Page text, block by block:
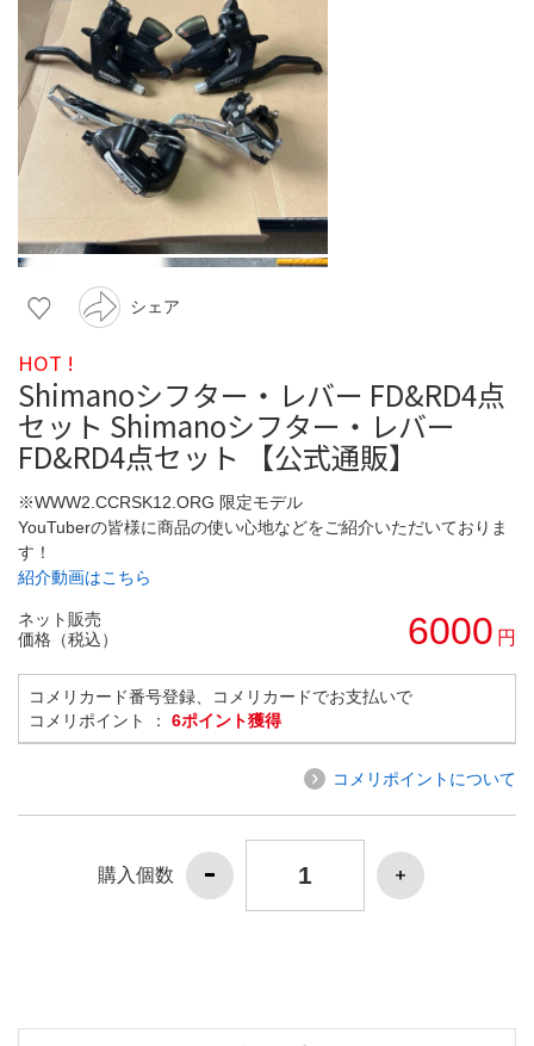
シェア
HOT !
Shimanoシフター・レバー FD&RD4点
セット Shimanoシフター・レバー
FD&RD4点セット 【公式通販】
※WWW2.CCRSK12.ORG 限定モデル
YouTuberの皆様に商品の使い心地などをご紹介いただいておりま
す！
紹介動画はこちら
ネット販売
価格（税込）
6000 円
コメリカード番号登録、コメリカードでお支払いで
コメリポイント ： 6ポイント獲得
コメリポイントについて
購入個数